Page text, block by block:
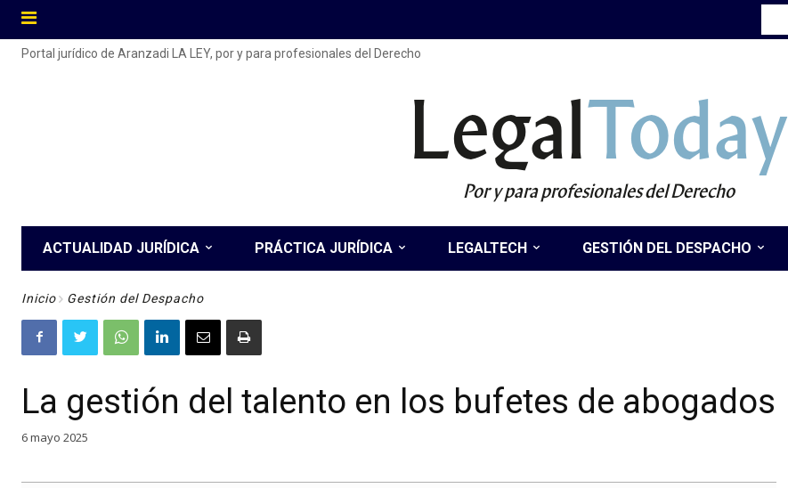
Portal jurídico de Aranzadi LA LEY, por y para profesionales del Derecho
LegalToday
Por y para profesionales del Derecho
ACTUALIDAD JURÍDICA PRÁCTICA JURÍDICA LEGALTECH GESTIÓN DEL DESPACHO
Inicio Gestión del Despacho
La gestión del talento en los bufetes de abogados
6 mayo 2025